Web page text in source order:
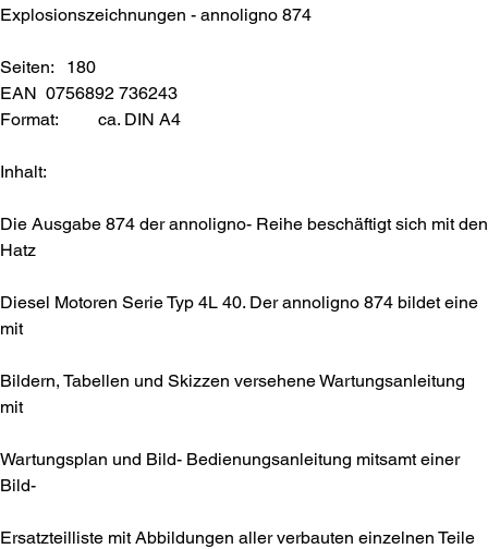
Explosionszeichnungen - annoligno 874
Seiten: 180
EAN 0756892 736243
Format: ca. DIN A4
Inhalt:
Die Ausgabe 874 der annoligno- Reihe beschäftigt sich mit den
Hatz
Diesel Motoren Serie Typ 4L 40. Der annoligno 874 bildet eine
mit
Bildern, Tabellen und Skizzen versehene Wartungsanleitung
mit
Wartungsplan und Bild- Bedienungsanleitung mitsamt einer
Bild-
Ersatzteilliste mit Abbildungen aller verbauten einzelnen Teile